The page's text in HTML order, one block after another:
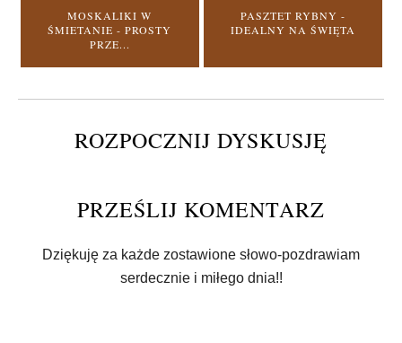
MOSKALIKI W
ŚMIETANIE - PROSTY
PRZE...
PASZTET RYBNY -
IDEALNY NA ŚWIĘTA
ROZPOCZNIJ DYSKUSJĘ
PRZEŚLIJ KOMENTARZ
Dziękuję za każde zostawione słowo-pozdrawiam
serdecznie i miłego dnia!!